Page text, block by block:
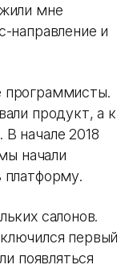
мне
направление и
программисты.
продукт, а к
начале 2018
начали
платформу.
салонов.
первый
появляться